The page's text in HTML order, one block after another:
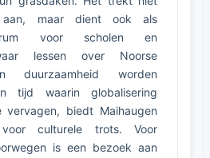
aan, maar dient ook als
voor scholen en
lessen over Noorse
duurzaamheid worden
tijd waarin globalisering
biedt Maihaugen
culturele trots. Voor
is een bezoek aan